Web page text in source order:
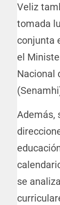
Veliz
tomada
conjunta
el
Nacional
Además,
se